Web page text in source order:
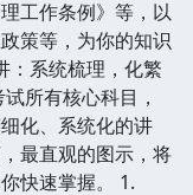
工作条例》等，以
策等，为你的知识
：系统梳理，化繁
所有核心科目，
化、系统化的讲
最直观的图示，将
快速掌握。 1.